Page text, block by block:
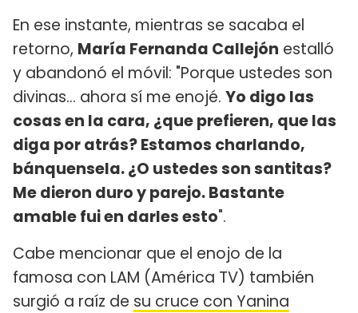
En ese instante, mientras se sacaba el
retorno, María Fernanda Callejón estalló
y abandonó el móvil: "Porque ustedes son
divinas... ahora sí me enojé. Yo digo las
cosas en la cara, ¿que prefieren, que las
diga por atrás? Estamos charlando,
bánquensela. ¿O ustedes son santitas?
Me dieron duro y parejo. Bastante
amable fui en darles esto".
Cabe mencionar que el enojo de la
famosa con LAM (América TV) también
surgió a raíz de su cruce con Yanina